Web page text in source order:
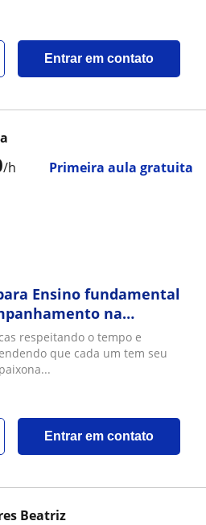
Entrar em contato
/h Primeira aula gratuita
Ensino fundamental
na
respeitando o tempo e
que cada um tem seu
Entrar em contato
Beatriz